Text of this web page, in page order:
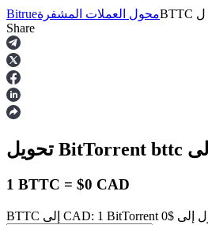
العقود الآجلة
Bitrueمحول العملات المشفرةBTTC ل
Share
تحويل BitTorrent bttc
1 BTTC = $0 CAD